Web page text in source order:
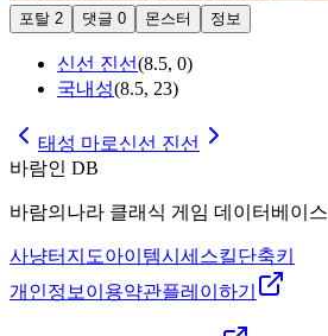
포탈 2 댓글 0 몬스터 정보
신선 진선(8.5, 0)
국내성(8.5, 23)
태성 마로신선 진선
바람인 DB
바람의나라 클래식 게임 데이터베이스
사냥터 지도아이템시세 스킬단축키
개인정보 이용약관플레이하기